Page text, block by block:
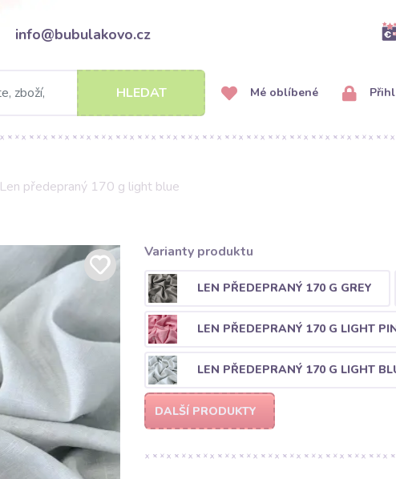
info@bubulakovo.cz
HLEDAT Mé oblíbené
Len předepraný 170 g light blue
Varianty produktu
LEN PŘEDEPRANÝ 170 G GREY
LEN PŘEDEPRANÝ 170 G LIGHT
LEN PŘEDEPRANÝ 170 G LIGHT
DALŠÍ PRODUKTY